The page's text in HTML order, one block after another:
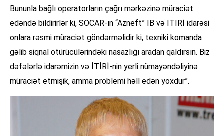
Bununla bağlı operatorların çağrı mərkəzinə müraciət
edəndə bildirirlər ki, SOCAR-ın “Azneft” İB və İTİRİ idarəsi
onlara rəsmi müraciət göndərməlidir ki, texniki komanda
gəlib siqnal ötürücülərindəki nasazlığı aradan qaldırsın. Biz
dəfələrlə idarəmizin və İTİRİ-nin yerli nümayəndəliyinə
müraciət etmişik, amma problemi həll edən yoxdur”.